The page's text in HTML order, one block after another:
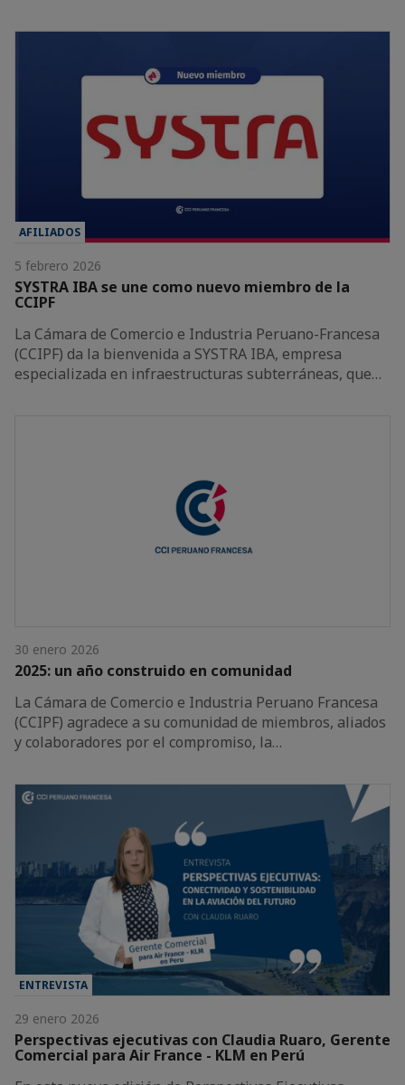
AFILIADOS
5 febrero 2026
SYSTRA IBA se une como nuevo miembro de la
CCIPF
La Cámara de Comercio e Industria Peruano-Francesa
(CCIPF) da la bienvenida a SYSTRA IBA, empresa
especializada en infraestructuras subterráneas, que…
30 enero 2026
2025: un año construido en comunidad
La Cámara de Comercio e Industria Peruano Francesa
(CCIPF) agradece a su comunidad de miembros, aliados
y colaboradores por el compromiso, la…
ENTREVISTA
29 enero 2026
Perspectivas ejecutivas con Claudia Ruaro, Gerente
Comercial para Air France - KLM en Perú